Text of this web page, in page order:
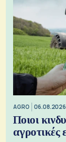
AGRO
Ποιοι
αγροτικές